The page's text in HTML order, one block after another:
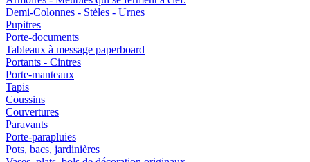
Demi-Colonnes - Stèles - Urnes
Pupitres
Porte-documents
Tableaux à message paperboard
Portants - Cintres
Porte-manteaux
Tapis
Coussins
Couvertures
Paravants
Porte-parapluies
Pots, bacs, jardinières